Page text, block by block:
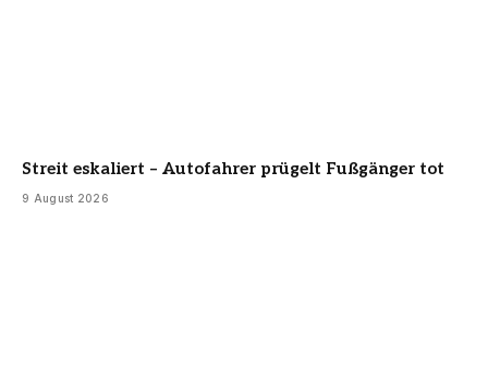
Streit eskaliert – Autofahrer prügelt Fußgänger tot
9 August 2026